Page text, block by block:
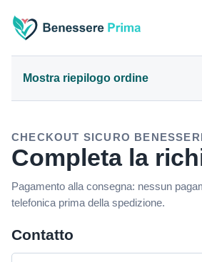
CHECKOUT SICURO
Completa la
Pagamento alla consegna: nessun
telefonica prima della spedizione.
Contatto
Mostra riepilogo ordine